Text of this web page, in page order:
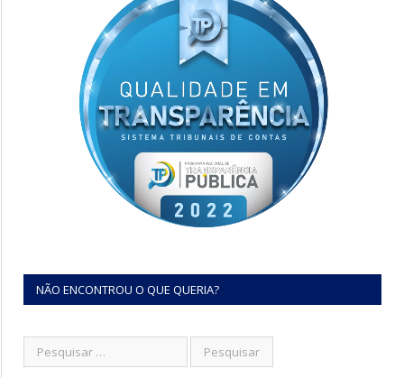
NÃO ENCONTROU O QUE QUERIA?